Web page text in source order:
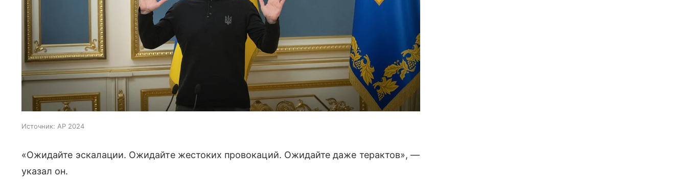
Источник: AP 2024
«Ожидайте эскалации. Ожидайте жестоких провокаций. Ожидайте даже терактов», —
указал он.